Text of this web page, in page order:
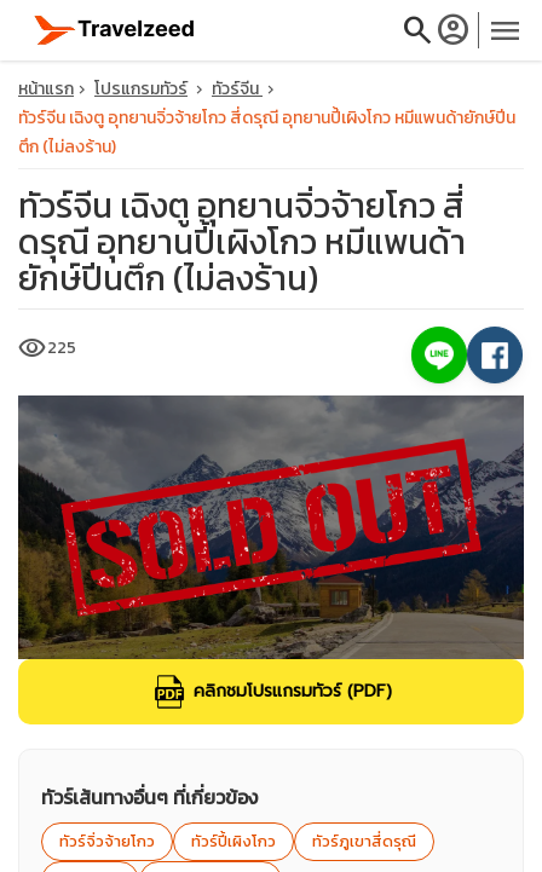
searchaccount_circle menu
travel_explore
calendar_month
หน้าแรก โปรแกรมทัวร์
ทัวร์จีน
ทัวร์จีน เฉิงตู อุทยานจิ่วจ้ายโกว สี่ดรุณี อุทยานปี้เผิงโกว หมีแพนด้ายักษ์ปีน
ตึก (ไม่ลงร้าน)
ทัวร์จีน เฉิงตู อุทยานจิ่วจ้ายโกว สี่
ดรุณี อุทยานปี้เผิงโกว หมีแพนด้า
ยักษ์ปีนตึก (ไม่ลงร้าน)
visibility225
คลิกชมโปรแกรมทัวร์ (PDF)
ทัวร์เส้นทางอื่นๆ ที่เกี่ยวข้อง
ทัวร์จิ่วจ้ายโกว ทัวร์ปี้เผิงโกว
ทัวร์ภูเขาสี่ดรุณี